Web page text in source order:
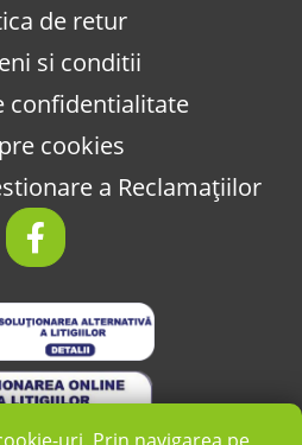
de retur
si conditii
confidentialitate
cookies
a Reclamațiilor